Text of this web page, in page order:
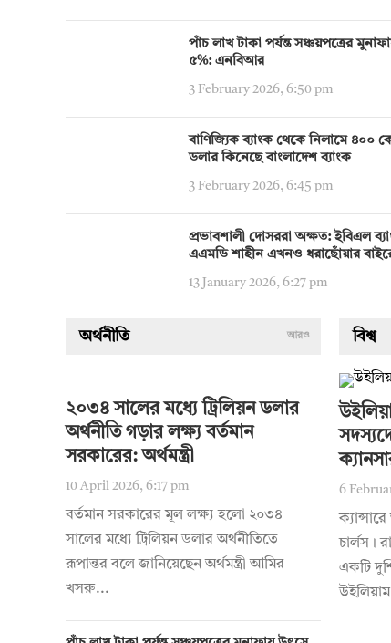
পাঁচ লাখ টাকা পর্যন্ত সঞ্চয়পত্রের
৫%: এনবিআর
3 February 2026, 6:50 pm
বাণিজ্যিক ব্যাংক থেকে নিলামে ৪০০
ডলার কিনেছে বাংলাদেশ ব্যাংক
3 February 2026, 6:45 pm
প্রভাবশালী দোসররা অক্ষত: ইবিএল
এএমডি শাহীন এখনও ধরাছোঁয়ার
13 January 2026, 6:27 pm
অর্থনীতি আরও
২০৩৪ সালের মধ্যে ট্রিলিয়ন ডলার
অর্থনীতি গড়ার লক্ষ্য বর্তমান
সরকারের: অর্থমন্ত্রী
10 April 2026, 6:17 pm
বর্তমান সরকারের মূল লক্ষ্য হলো ২০৩৪
সালের মধ্যে ট্রিলিয়ন ডলার অর্থনীতিতে
রূপান্তর বলে জানিয়েছেন অর্থমন্ত্রী আমির
খসরু...
বিশ্ব
6
চার্লস।
একটি